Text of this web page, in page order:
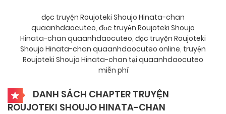
đọc truyện Roujoteki Shoujo Hinata-chan
quaanhdaocuteo, đọc truyện Roujoteki Shoujo
Hinata-chan quaanhdaocuteo, đọc truyện Roujoteki
Shoujo Hinata-chan quaanhdaocuteo online, truyện
Roujoteki Shoujo Hinata-chan tại quaanhdaocuteo
miễn phí
DANH SÁCH CHAPTER TRUYỆN
ROUJOTEKI SHOUJO HINATA-CHAN